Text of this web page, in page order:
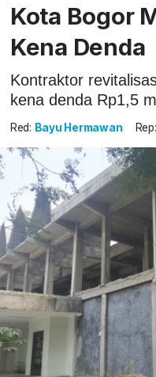
Kota Bogor
Kena Denda
Kontraktor
kena denda Rp1,5
Red: Bayu Hermawan Rep: